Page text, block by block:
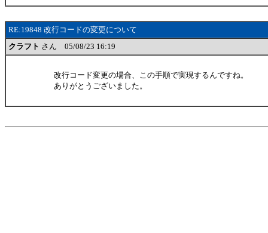
RE:19848 改行コードの変更について
クラフト さん 05/08/23 16:19
改行コード変更の場合、この手順で実現するんですね。
ありがとうございました。